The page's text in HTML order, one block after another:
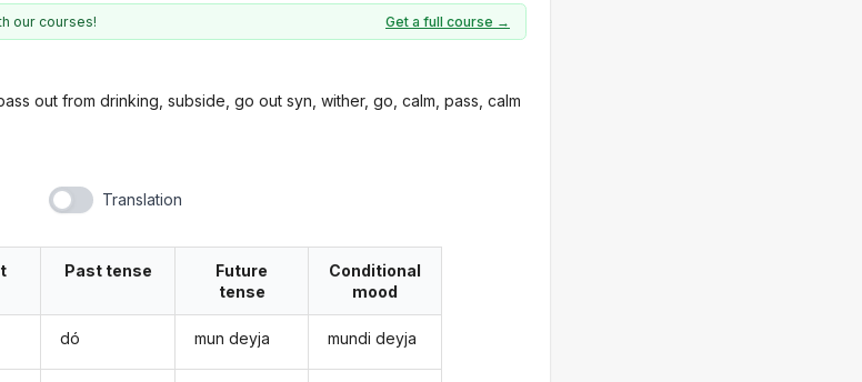
our courses! Get a full course →
out from drinking, subside, go out syn, wither, go, calm, pass, calm
Translation
Past tense
dó
Future
tense
mun deyja
Conditional
mood
mundi deyja